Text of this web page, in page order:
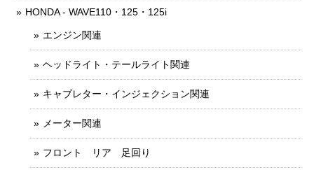
HONDA - WAVE110・125・125i
エンジン関連
ヘッドライト・テールライト関連
キャブレター・インジェクション関連
メーター関連
フロント リア 足回り